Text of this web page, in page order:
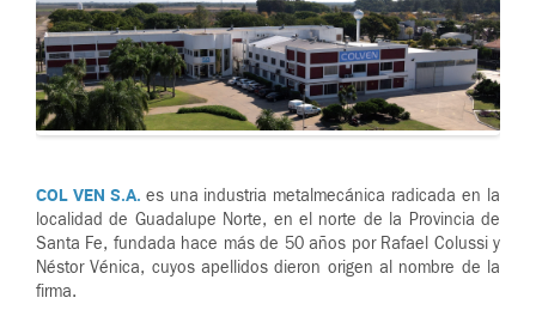
COL VEN S.A. es una industria metalmecánica radicada en la
localidad de Guadalupe Norte, en el norte de la Provincia de
Santa Fe, fundada hace más de 50 años por Rafael Colussi y
Néstor Vénica, cuyos apellidos dieron origen al nombre de la
firma.